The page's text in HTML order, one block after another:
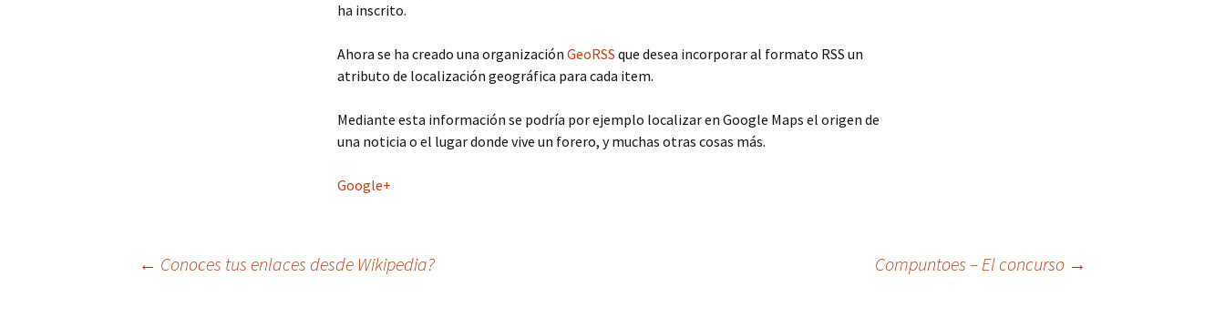
ha inscrito.
Ahora se ha creado una organización GeoRSS que desea incorporar al formato RSS un
atributo de localización geográfica para cada item.
Mediante esta información se podría por ejemplo localizar en Google Maps el origen de
una noticia o el lugar donde vive un forero, y muchas otras cosas más.
Google+
Navegación
← Conoces tus enlaces desde Wikipedia? Compuntoes – El concurso →